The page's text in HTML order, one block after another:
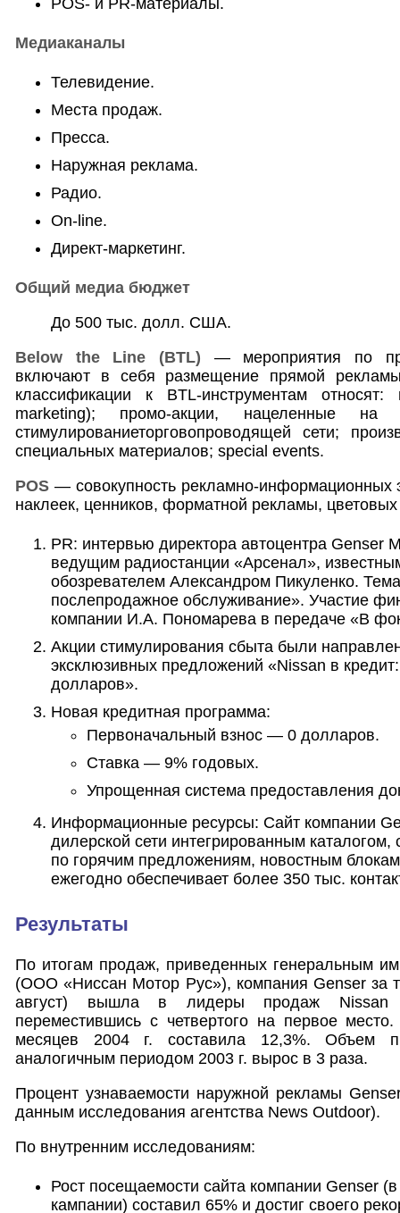
POS- и PR-материалы.
Медиаканалы
Телевидение.
Места продаж.
Пресса.
Наружная реклама.
Радио.
On-line.
Директ-маркетинг.
Общий медиа бюджет
До 500 тыс. долл. США.
Below the Line (BTL) — мероприятия по
включают в себя размещение прямой
классификации к BTL-инструментам
marketing); промо-акции, нацеленные на
стимулированиеторговопроводящей сети;
специальных материалов; special events.
POS — совокупность рекламно-
наклеек, ценников, форматной рекламы,
PR: интервью директора автоцентра Genser
ведущим радиостанции «Арсенал»,
обозревателем Александром Пикуленко.
послепродажное обслуживание». Участие
компании И.А. Пономарева в передаче «В
Акции стимулирования сбыта были
эксклюзивных предложений «Nissan в
долларов».
Новая кредитная программа:
Первоначальный взнос — 0 долларов.
Ставка — 9% годовых.
Упрощенная система предоставления
Информационные ресурсы: Сайт компании
дилерской сети интегрированным каталогом,
по горячим предложениям, новостным
ежегодно обеспечивает более 350 тыс.
Результаты
По итогам продаж, приведенных генеральным
(ООО «Ниссан Мотор Рус»), компания Genser за
август) вышла в лидеры продаж Nissan
переместившись с четвертого на первое
месяцев 2004 г. составила 12,3%. Объем
аналогичным периодом 2003 г. вырос в 3 раза.
Процент узнаваемости наружной рекламы
данным исследования агентства News Outdoor).
По внутренним исследованиям:
Рост посещаемости сайта компании Genser
кампании) составил 65% и достиг своего